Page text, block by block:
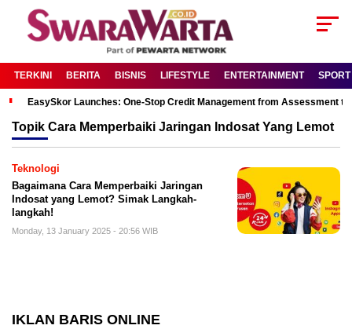
TERKINI BERITA BISNIS LIFESTYLE ENTERTAINMENT SPORT
EasySkor Launches: One-Stop Credit Management from Assessment
Topik Cara Memperbaiki Jaringan Indosat Yang Lemot
Teknologi
Bagaimana Cara Memperbaiki Jaringan
Indosat yang Lemot? Simak Langkah-
langkah!
Monday, 13 January 2025 - 20:56 WIB
IKLAN BARIS ONLINE